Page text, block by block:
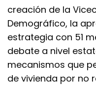
creación de la
Demográfico, la
estrategia con 51
debate a nivel
mecanismos que
de vivienda por no